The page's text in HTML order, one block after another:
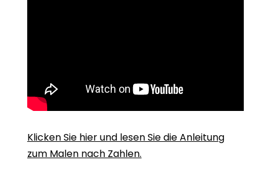
Klicken Sie hier und lesen Sie die Anleitung
zum Malen nach Zahlen.